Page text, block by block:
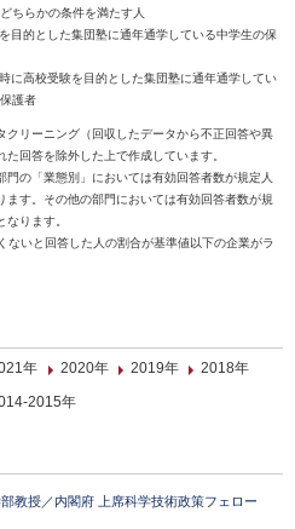
ちらかの条件を満たす人
目的とした集団塾に通年通学している中学生の保
に高校受験を目的とした集団塾に通年通学してい
護者
リーニング（回収したデータから不正回答や異
回答を除外した上で作成しています。
の「業態別」においては有効回答者数が規定人
す。その他の部門においては有効回答者数が規
ります。
いと回答した人の割合が基準値以下の企業がラ
年 2020年 2019年
2018年
2015年
教授／内閣府 上席科学技術政策フェロー